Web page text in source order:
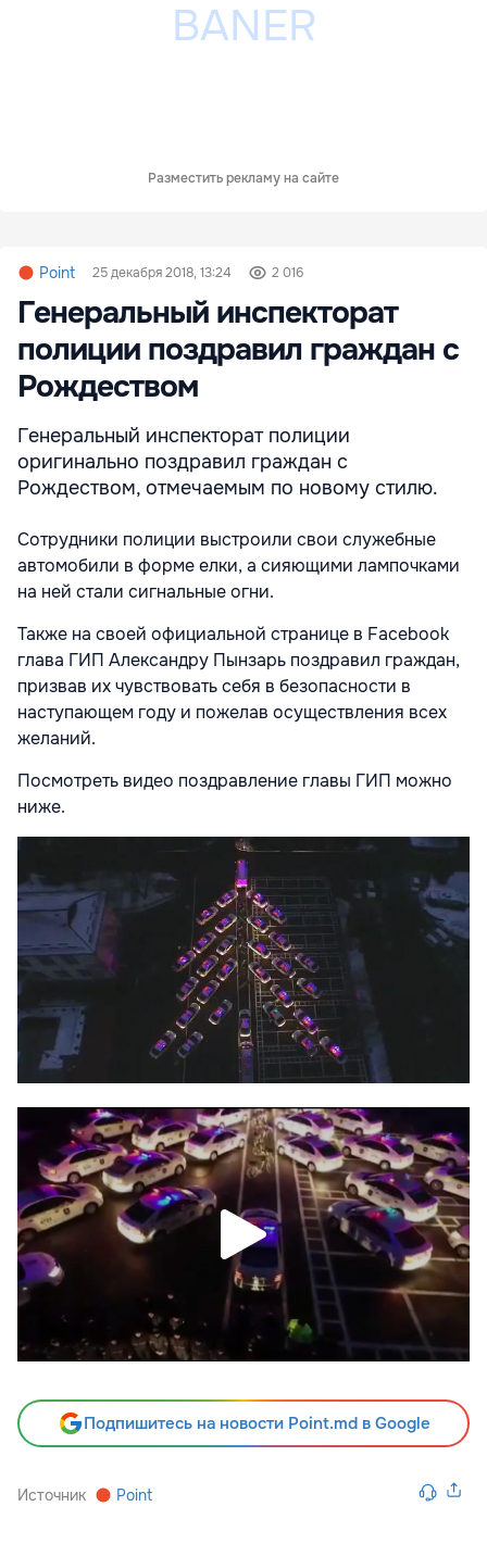
Разместить рекламу на сайте
Point 25 декабря 2018, 13:24 2 016
Генеральный инспекторат
полиции поздравил граждан с
Рождеством
Генеральный инспекторат полиции
оригинально поздравил граждан с
Рождеством, отмечаемым по новому стилю.
Сотрудники полиции выстроили свои служебные
автомобили в форме елки, а сияющими лампочками
на ней стали сигнальные огни.
Также на своей официальной странице в Facebook
глава ГИП Александру Пынзарь поздравил граждан,
призвав их чувствовать себя в безопасности в
наступающем году и пожелав осуществления всех
желаний.
Посмотреть видео поздравление главы ГИП можно
ниже.
Подпишитесь на новости Point.md в Google
Источник Point